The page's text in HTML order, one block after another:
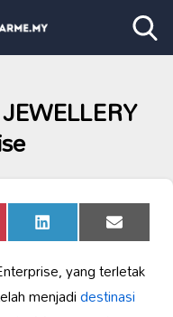
Share
on
LinkedIn Share
on
Email
yang terletak
menjadidestinasi